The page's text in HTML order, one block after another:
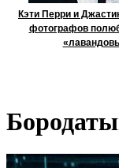
Кэти Перри и
фотографов